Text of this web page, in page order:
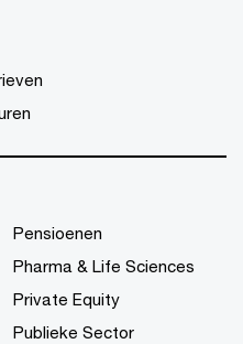
Pensioenen
Pharma & Life Sciences
Private Equity
Publieke Sector